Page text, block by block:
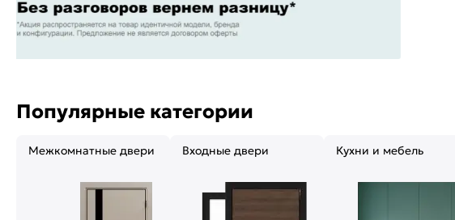
Популярные категории
Межкомнатные двери Входные двери Кухни и мебель